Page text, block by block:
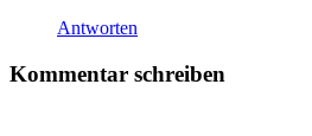
Antworten
Kommentar schreiben